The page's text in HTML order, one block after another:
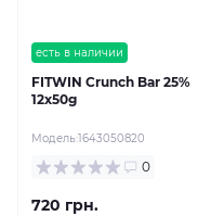
есть в наличии
FITWIN Crunch Bar 25%
12x50g
Модель:1643050820
0
720 грн.